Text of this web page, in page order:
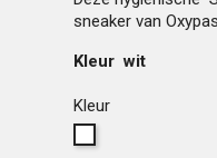
sneaker van
Kleur wit
Kleur